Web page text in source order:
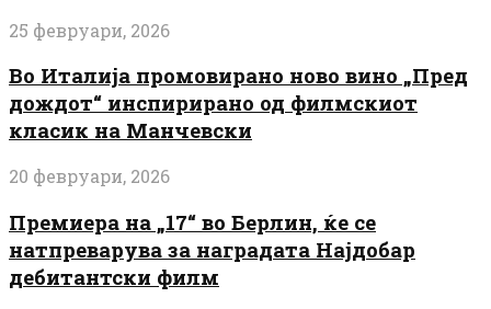
25 февруари, 2026
Во Италија промовирано ново вино „Пред
дождот“ инспирирано од филмскиот
класик на Манчевски
20 февруари, 2026
Премиера на „17“ во Берлин, ќе се
натпреварува за наградата Најдобар
дебитантски филм